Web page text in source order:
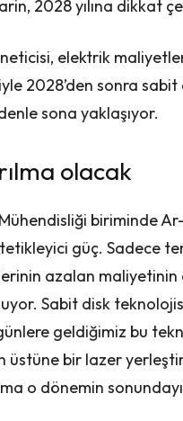
2028 yılına dikkat
elektrik
2028’den sonra
sona yaklaşıyor.
olacak
biriminde
güç. Sadece
azalan
Sabit disk
geldiğimiz bu
üstüne bir lazer
o dönemin